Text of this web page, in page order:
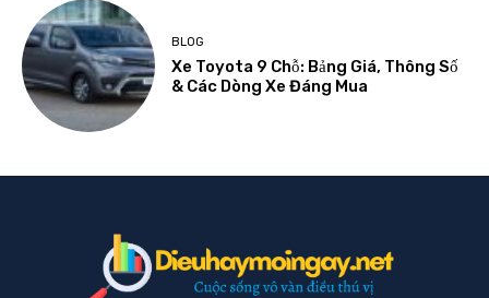
BLOG
Xe Toyota 9 Chỗ: Bảng Giá, Thông Số
& Các Dòng Xe Đáng Mua